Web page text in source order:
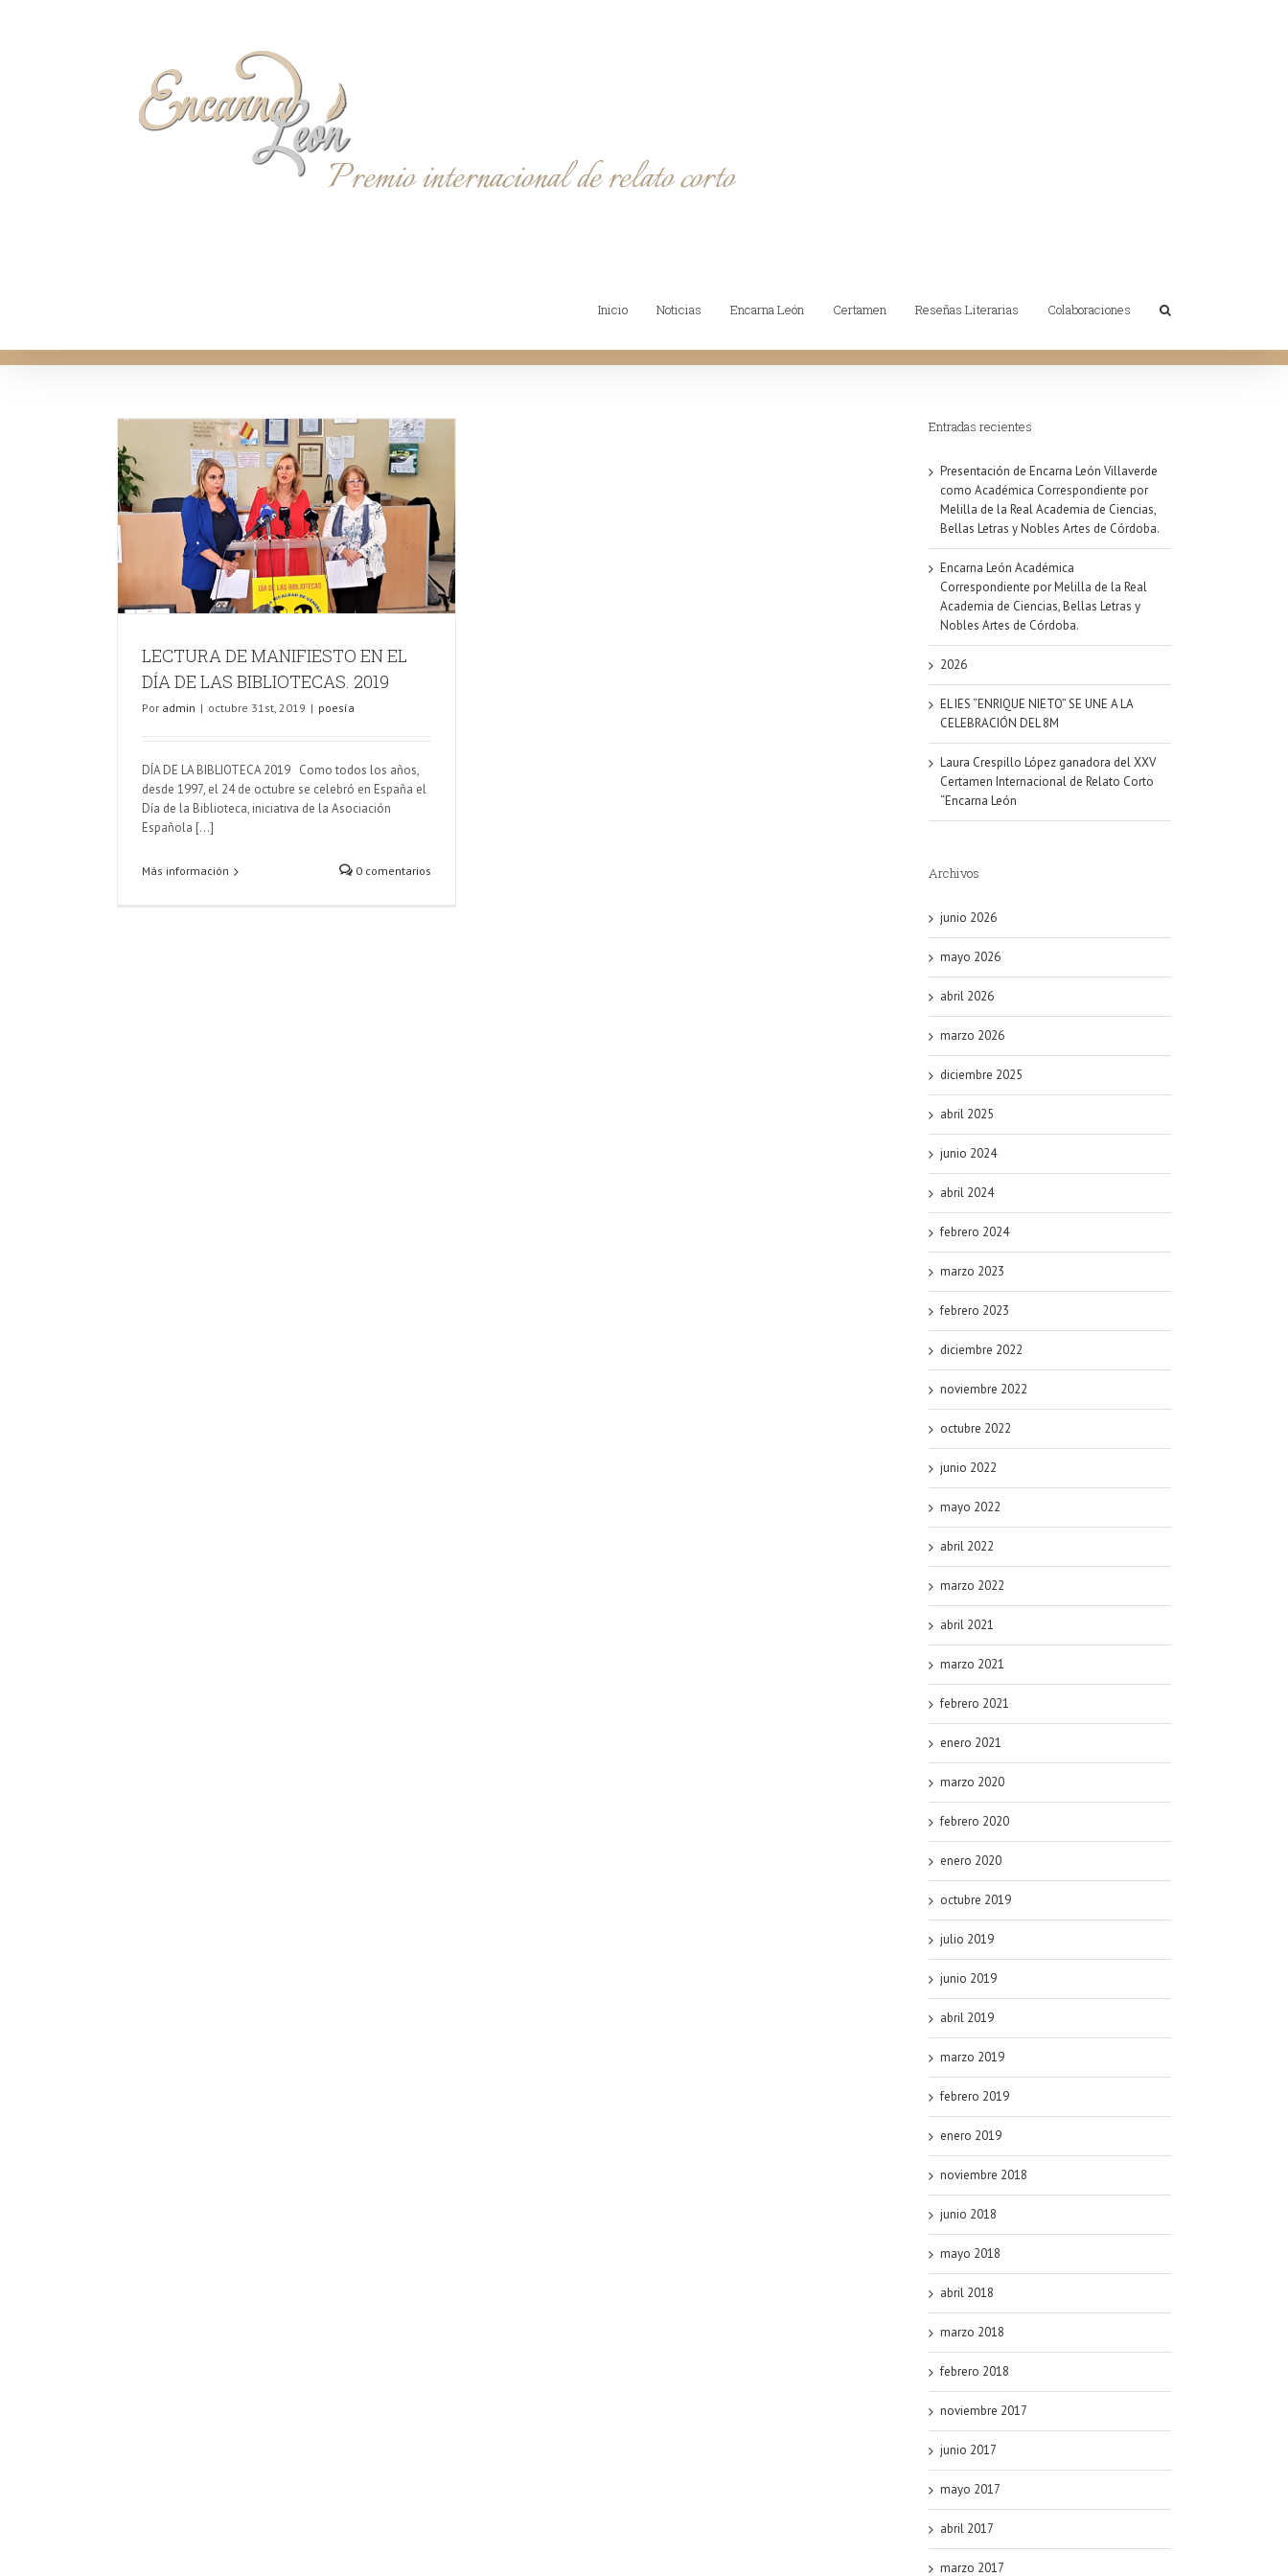
Inicio Noticias Encarna León Certamen Reseñas Literarias Colaboraciones
LECTURA DE MANIFIESTO EN EL
DÍA DE LAS BIBLIOTECAS. 2019
Por admin | octubre 31st, 2019 | poesía
DÍA DE LA BIBLIOTECA 2019 Como todos los años,
desde 1997, el 24 de octubre se celebró en España el
Día de la Biblioteca, iniciativa de la Asociación
Española [...]
Más información 0 comentarios
Entradas recientes
Presentación de Encarna León Villaverde
como Académica Correspondiente por
Melilla de la Real Academia de Ciencias,
Bellas Letras y Nobles Artes de Córdoba.
Encarna León Académica
Correspondiente por Melilla de la Real
Academia de Ciencias, Bellas Letras y
Nobles Artes de Córdoba.
2026
EL IES “ENRIQUE NIETO” SE UNE A LA
CELEBRACIÓN DEL 8M
Laura Crespillo López ganadora del XXV
Certamen Internacional de Relato Corto
“Encarna León
Archivos
junio 2026
mayo 2026
abril 2026
marzo 2026
diciembre 2025
abril 2025
junio 2024
abril 2024
febrero 2024
marzo 2023
febrero 2023
diciembre 2022
noviembre 2022
octubre 2022
junio 2022
mayo 2022
abril 2022
marzo 2022
abril 2021
marzo 2021
febrero 2021
enero 2021
marzo 2020
febrero 2020
enero 2020
octubre 2019
julio 2019
junio 2019
abril 2019
marzo 2019
febrero 2019
enero 2019
noviembre 2018
junio 2018
mayo 2018
abril 2018
marzo 2018
febrero 2018
noviembre 2017
junio 2017
mayo 2017
abril 2017
marzo 2017